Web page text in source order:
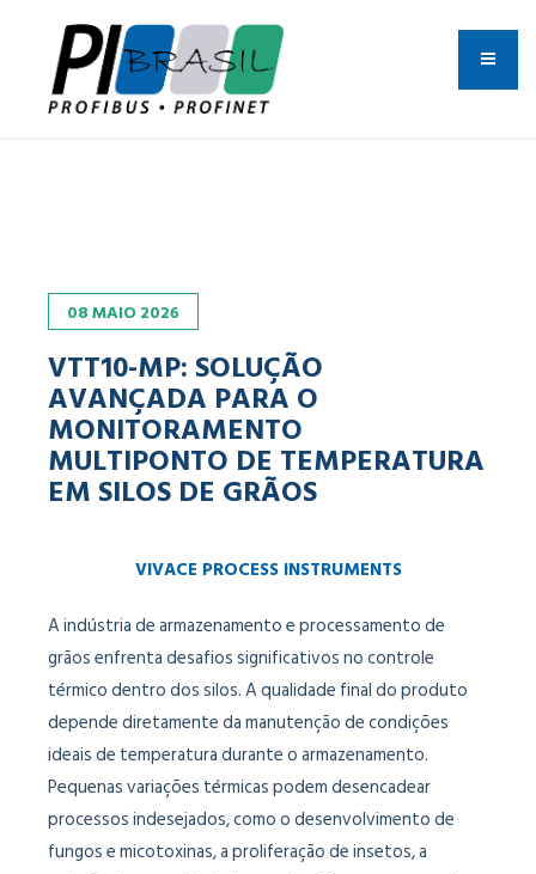
08MAIO 2026
VTT10-MP: SOLUÇÃO
AVANÇADA PARA O
MONITORAMENTO
MULTIPONTO DE TEMPERATURA
EM SILOS DE GRÃOS
VIVACE PROCESS INSTRUMENTS
A indústria de armazenamento e processamento de
grãos enfrenta desafios significativos no controle
térmico dentro dos silos. A qualidade final do produto
depende diretamente da manutenção de condições
ideais de temperatura durante o armazenamento.
Pequenas variações térmicas podem desencadear
processos indesejados, como o desenvolvimento de
fungos e micotoxinas, a proliferação de insetos, a